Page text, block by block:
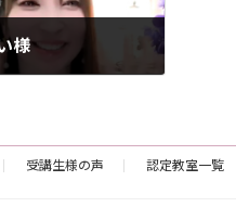
様
受講生様の声 認定教室一覧